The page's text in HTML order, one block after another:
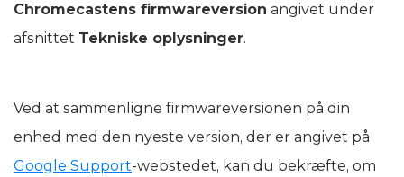
Chromecastens firmwareversion angivet under
afsnittet Tekniske oplysninger.
Ved at sammenligne firmwareversionen på din
enhed med den nyeste version, der er angivet på
Google Support-webstedet, kan du bekræfte, om